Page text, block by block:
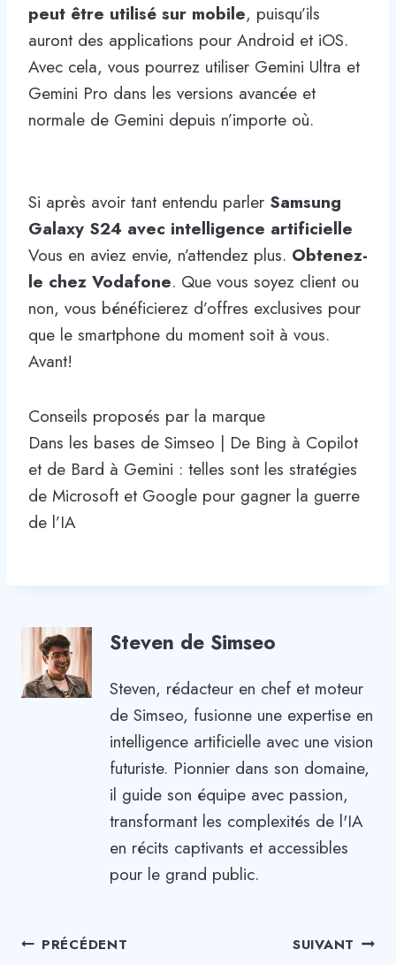
peut être utilisé sur mobile, puisqu’ils
auront des applications pour Android et iOS.
Avec cela, vous pourrez utiliser Gemini Ultra et
Gemini Pro dans les versions avancée et
normale de Gemini depuis n’importe où.
Si après avoir tant entendu parler Samsung
Galaxy S24 avec intelligence artificielle
Vous en aviez envie, n’attendez plus. Obtenez-
le chez Vodafone. Que vous soyez client ou
non, vous bénéficierez d’offres exclusives pour
que le smartphone du moment soit à vous.
Avant!
Conseils proposés par la marque
Dans les bases de Simseo | De Bing à Copilot
et de Bard à Gemini : telles sont les stratégies
de Microsoft et Google pour gagner la guerre
de l’IA
Steven de Simseo
Steven, rédacteur en chef et moteur
de Simseo, fusionne une expertise en
intelligence artificielle avec une vision
futuriste. Pionnier dans son domaine,
il guide son équipe avec passion,
transformant les complexités de l'IA
en récits captivants et accessibles
pour le grand public.
Navigation
PRÉCÉDENT SUIVANT